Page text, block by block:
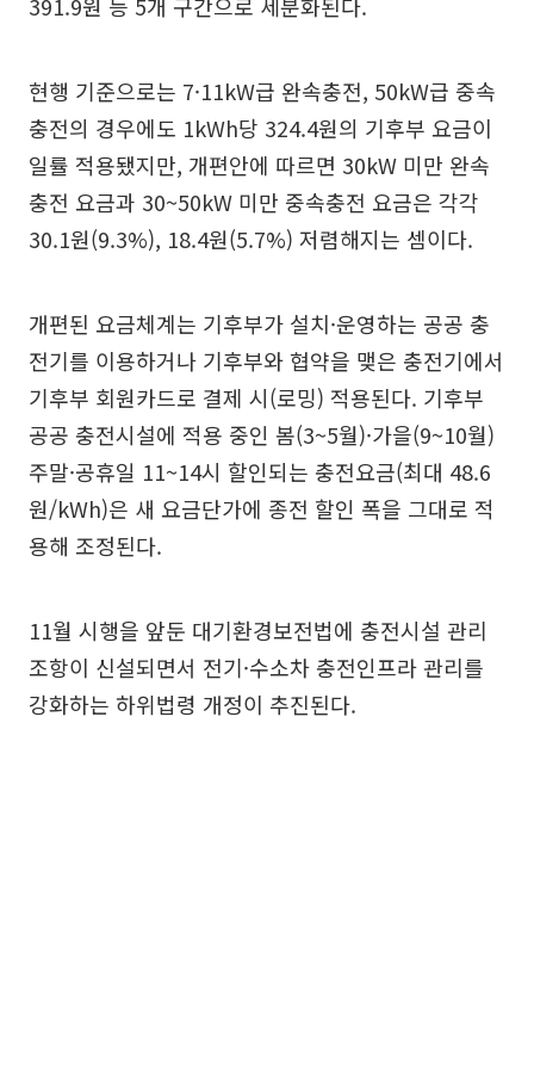
현행 기준으로는 7·11kW급 완속충전, 50kW급 중속
충전의 경우에도 1kWh당 324.4원의 기후부 요금이
일률 적용됐지만, 개편안에 따르면 30kW 미만 완속
충전 요금과 30~50kW 미만 중속충전 요금은 각각
30.1원(9.3%), 18.4원(5.7%) 저렴해지는 셈이다.
개편된 요금체계는 기후부가 설치·운영하는 공공 충
전기를 이용하거나 기후부와 협약을 맺은 충전기에서
기후부 회원카드로 결제 시(로밍) 적용된다. 기후부
공공 충전시설에 적용 중인 봄(3~5월)·가을(9~10월)
주말·공휴일 11~14시 할인되는 충전요금(최대 48.6
원/kWh)은 새 요금단가에 종전 할인 폭을 그대로 적
용해 조정된다.
11월 시행을 앞둔 대기환경보전법에 충전시설 관리
조항이 신설되면서 전기·수소차 충전인프라 관리를
강화하는 하위법령 개정이 추진된다.